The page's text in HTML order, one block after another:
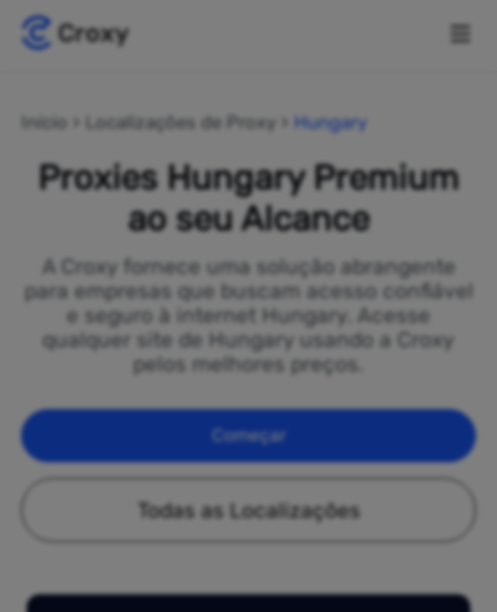
Início Localizações de Proxy Hungary
Proxies Hungary Premium
ao seu Alcance
A Croxy fornece uma solução abrangente
para empresas que buscam acesso confiável
e seguro à internet Hungary. Acesse
qualquer site de Hungary usando a Croxy
pelos melhores preços.
Começar
Todas as Localizações